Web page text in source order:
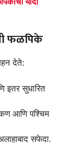
फळपिके
देते:
इतर सुधारित
आणि पश्चिम
सफेदा.